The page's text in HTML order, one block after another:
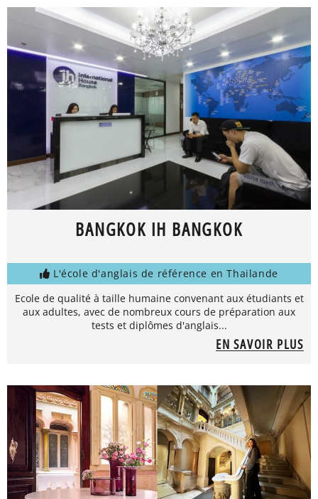
BANGKOK IH BANGKOK
L'école d'anglais de référence en Thailande
Ecole de qualité à taille humaine convenant aux étudiants et
aux adultes, avec de nombreux cours de préparation aux
tests et diplômes d'anglais...
EN SAVOIR PLUS